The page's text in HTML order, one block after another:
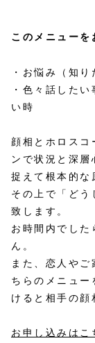
このメニューを
・お悩み（知
・色々話した
い時
顔相とホロスコ
ンで状況と深
捉えて根本的な
その上で「どう
致します。
お時間内でした
ん。
また、恋人や
ちらのメニュー
けると相手の顔
お申し込みはこ